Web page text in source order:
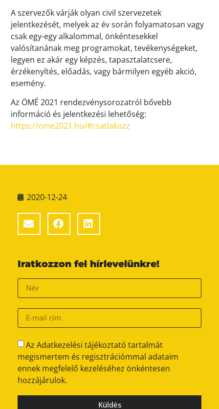
A szervezők várják olyan civil szervezetek
jelentkezését, melyek az év során folyamatosan vagy
csak egy-egy alkalommal, önkéntesekkel
valósítanának meg programokat, tevékenységeket,
legyen ez akár egy képzés, tapasztalatcsere,
érzékenyítés, előadás, vagy bármilyen egyéb akció,
esemény.
Az ÖMÉ 2021 rendezvénysorozatról bővebb
információ és jelentkezési lehetőség:
https://ome2021.hu/#csatlakozz
2020-12-24
Iratkozzon fel hírlevelünkre!
Az Adatkezelési tájékoztató tartalmát
megismertem és regisztrációmmal adataim
ennek megfelelő kezeléséhez önkéntesen
hozzájárulok.
Küldés